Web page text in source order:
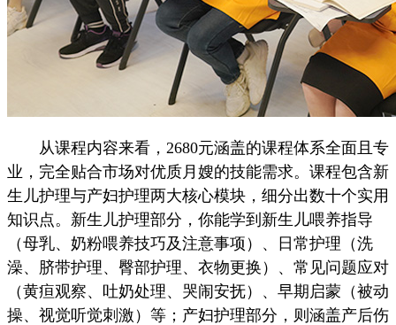
从课程内容来看，2680元涵盖的课程体系全面且专
业，完全贴合市场对优质月嫂的技能需求。课程包含新
生儿护理与产妇护理两大核心模块，细分出数十个实用
知识点。新生儿护理部分，你能学到新生儿喂养指导
（母乳、奶粉喂养技巧及注意事项）、日常护理（洗
澡、脐带护理、臀部护理、衣物更换）、常见问题应对
（黄疸观察、吐奶处理、哭闹安抚）、早期启蒙（被动
操、视觉听觉刺激）等；产妇护理部分，则涵盖产后伤